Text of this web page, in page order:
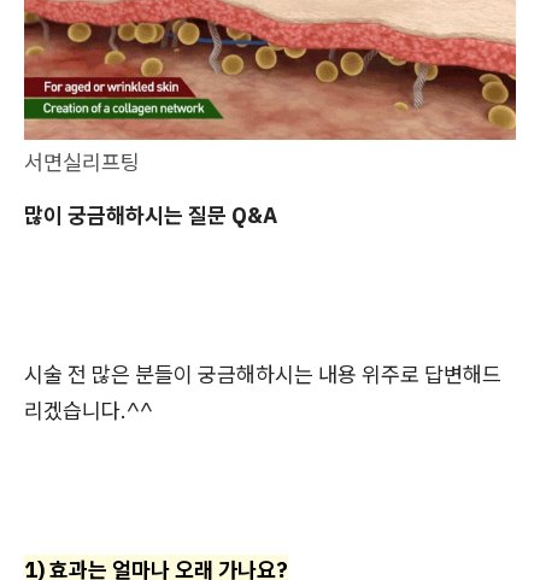
서면실리프팅
많이 궁금해하시는 질문 Q&A
시술 전 많은 분들이 궁금해하시는 내용 위주로 답변해드
리겠습니다.^^
1) 효과는 얼마나 오래 가나요?